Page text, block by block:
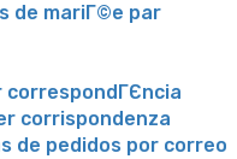
de mariГ©e par
correspondГЄncia
corrispondenza
de pedidos por correo